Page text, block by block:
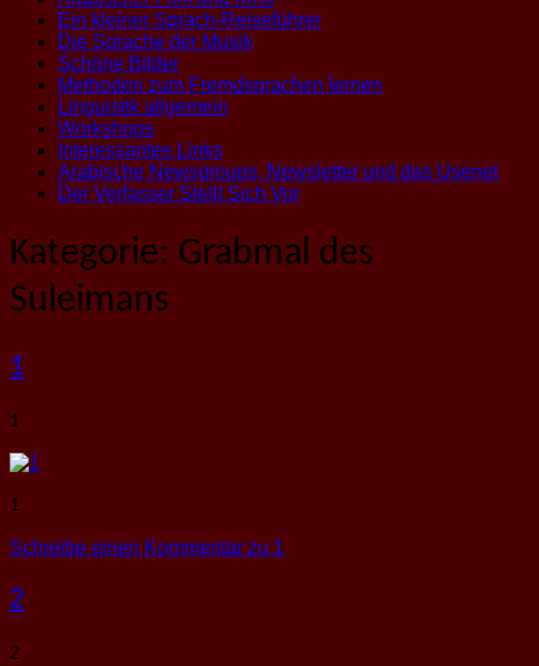
Ein kleiner Sprach-Reiseführer
Die Sprache der Musik
Schöne Bilder
Methoden zum Fremdsprachen lernen
Linguistik allgemein
Workshops
Interessantes Links
Arabische Newsgroups, Newsletter und das Usenet
Der Verfasser Stellt Sich Vor
Kategorie: Grabmal des
Suleimans
1
1
1
Schreibe einen Kommentar zu 1
2
2